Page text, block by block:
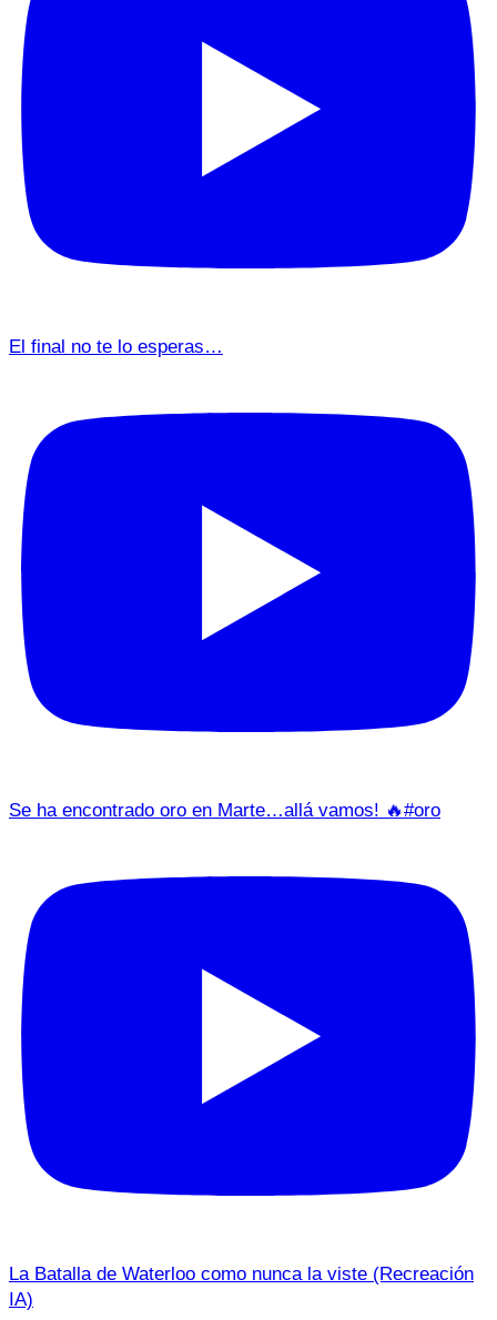
El final no te lo esperas…
Se ha encontrado oro en Marte…allá vamos! 🔥#oro
La Batalla de Waterloo como nunca la viste (Recreación
IA)